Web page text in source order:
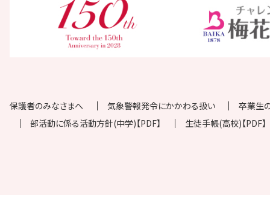
保護者のみなさまへ 気象警報発令にかかわる扱い
卒業生
部活動に係る活動方針(中学)【PDF】
生徒手帳(高校)【PDF】